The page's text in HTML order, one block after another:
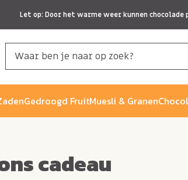
Let op: Door het warme weer kunnen
Gedroogd FruitMuesli & Granen
cadeau